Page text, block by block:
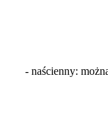
- naścienny: